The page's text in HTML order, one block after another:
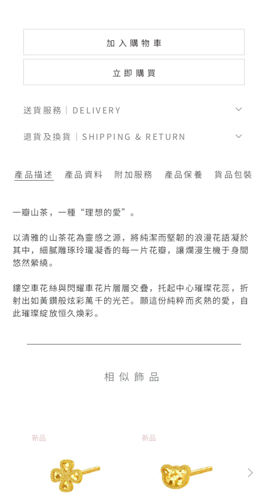
加入購物車
立即購買
送貨服務｜DELIVERY
退貨及換貨｜SHIPPING & RETURN
產品描述 產品資料 附加服務 產品保養 貨品包裝
一瓣山茶，一種“理想的愛”。
以清雅的山茶花為靈感之源，將純潔而堅韌的浪漫花語凝於
其中，細膩雕琢玲瓏凝香的每一片花瓣，讓爛漫生機于身間
悠然縈繞。
鏤空車花絲與閃耀車花片層層交疊，托起中心璀璨花蕊，折
射出如黃鑽般炫彩萬千的光芒。願這份純粹而炙熱的愛，自
此璀璨綻放恒久煥彩。
相似飾品
新品 新品